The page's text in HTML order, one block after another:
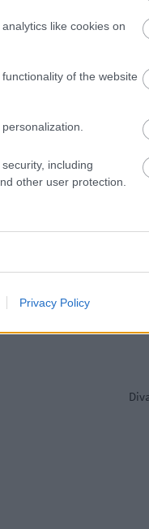
like cookies on
of the website
including
other user protection.
Privacy Policy